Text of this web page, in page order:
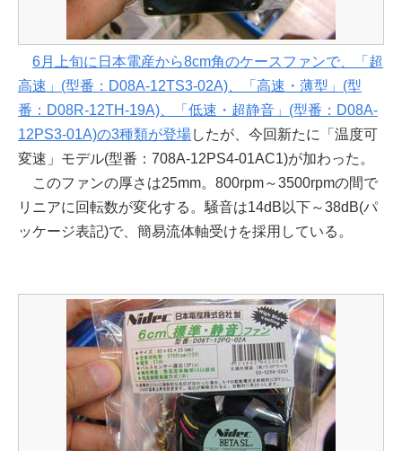
6月上旬に日本電産から8cm角のケースファンで、「超
高速」(型番：D08A-12TS3-02A)、「高速・薄型」(型
番：D08R-12TH-19A)、「低速・超静音」(型番：D08A-
12PS3-01A)の3種類が登場したが、今回新たに「温度可
変速」モデル(型番：708A-12PS4-01AC1)が加わった。
このファンの厚さは25mm。800rpm～3500rpmの間で
リニアに回転数が変化する。騒音は14dB以下～38dB(パ
ッケージ表記)で、簡易流体軸受けを採用している。